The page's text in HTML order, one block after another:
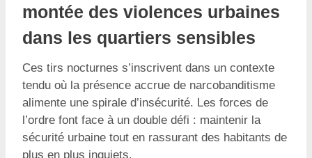
montée des violences urbaines
dans les quartiers sensibles
Ces tirs nocturnes s’inscrivent dans un contexte
tendu où la présence accrue de narcobanditisme
alimente une spirale d’insécurité. Les forces de
l’ordre font face à un double défi : maintenir la
sécurité urbaine tout en rassurant des habitants de
plus en plus inquiets.